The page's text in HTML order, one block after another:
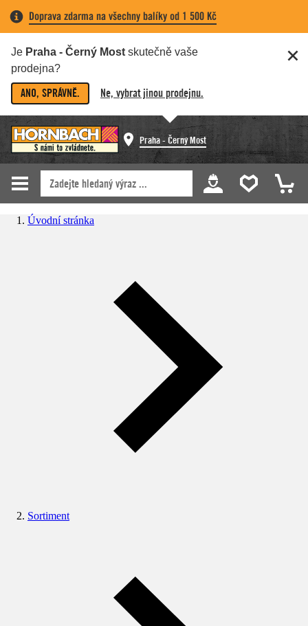
Doprava zdarma na všechny balíky od 1 500 Kč
Je Praha - Černý Most skutečně vaše
prodejna?
ANO, SPRÁVNĚ. Ne, vybrat jinou prodejnu.
Praha - Černý Most
Úvodní stránka
Sortiment